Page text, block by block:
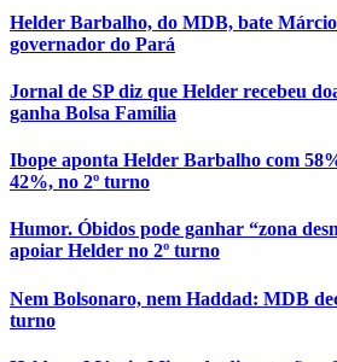
Helder Barbalho, do MDB, bate
governador do Pará
Jornal de SP diz que Helder recebeu
ganha Bolsa Família
Ibope aponta Helder Barbalho com
42%, no 2º turno
Humor. Óbidos pode ganhar “zona
apoiar Helder no 2º turno
Nem Bolsonaro, nem Haddad: MDB
turno